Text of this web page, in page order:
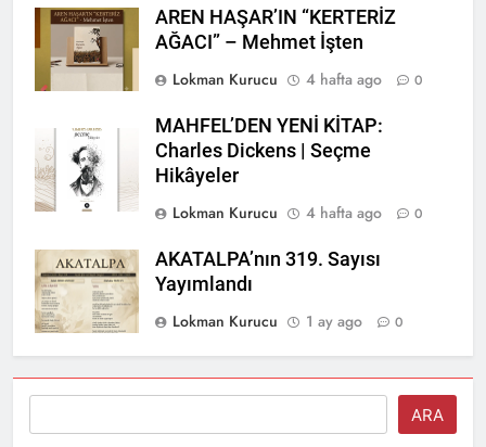
AREN HAŞAR’IN “KERTERİZ
AĞACI” – Mehmet İşten
Lokman Kurucu
4 hafta ago 0
MAHFEL’DEN YENİ KİTAP:
Charles Dickens | Seçme
Hikâyeler
Lokman Kurucu
4 hafta ago 0
AKATALPA’nın 319. Sayısı
Yayımlandı
Lokman Kurucu
1 ay ago 0
ARA